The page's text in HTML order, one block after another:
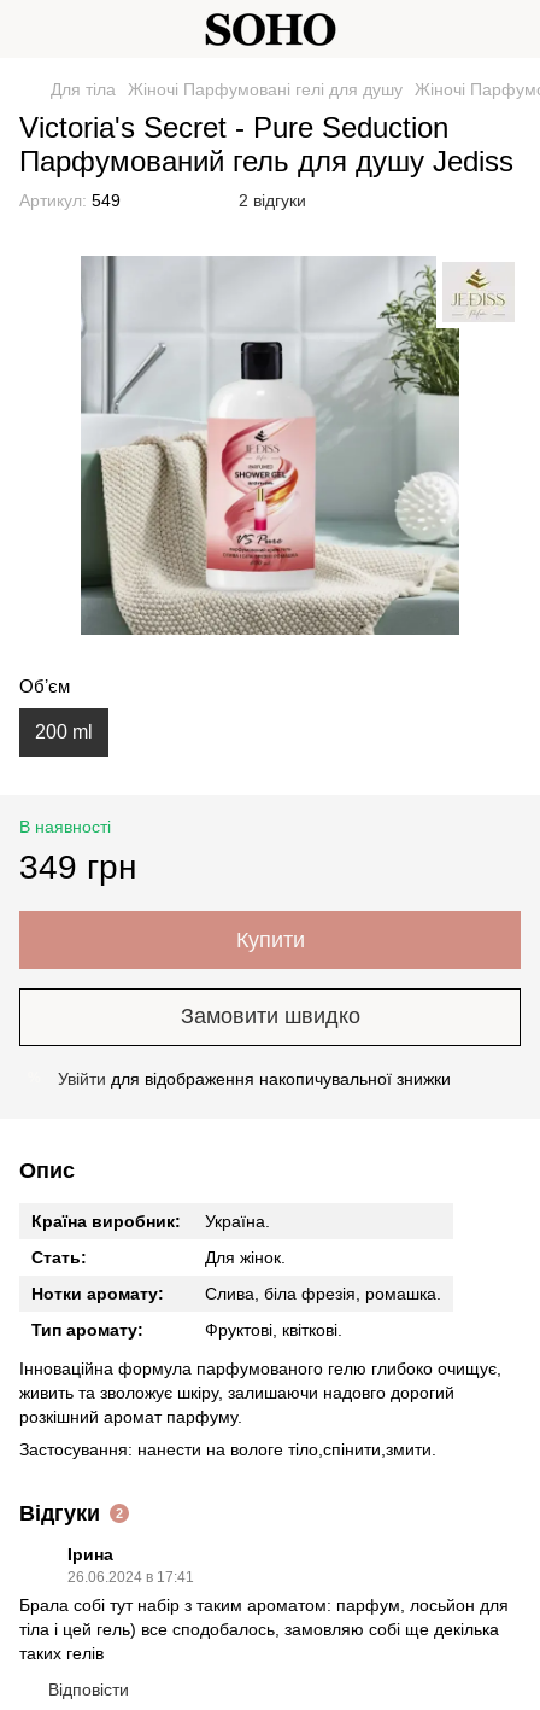
Для тіла Жіночі Парфумовані гелі для душу Жіночі
Victoria's Secret - Pure Seduction
Парфумований гель для душу Jediss
Артикул: 549 2 відгуки
Обʼєм
200 ml
В наявності
349 грн
Купити
Замовити швидко
Увійти для відображення накопичувальної знижки
Опис
Країна виробник:
Україна.
Стать:
Для жінок.
Нотки аромату:
Слива, біла фрезія, ромашка.
Тип аромату:
Фруктові, квіткові.
Інноваційна формула парфумованого гелю глибоко очищує,
живить та зволожує шкіру, залишаючи надовго дорогий
розкішний аромат парфуму.
Застосування: нанести на вологе тіло,спінити,змити.
Відгуки 2
Ірина
26.06.2024 в 17:41
Брала собі тут набір з таким ароматом: парфум, лосьйон для
тіла і цей гель) все сподобалось, замовляю собі ще декілька
таких гелів
Відповісти